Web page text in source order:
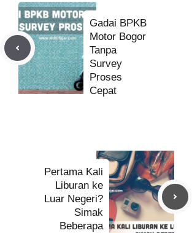
Gadai BPKB
Motor Bogor
Tanpa
Survey
Proses
Cepat
Pertama Kali
Liburan ke
Luar Negeri?
Simak
Beberapa